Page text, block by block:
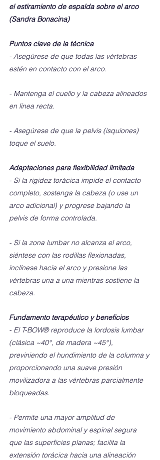
el estiramiento de espalda sobre el arco
(Sandra Bonacina)
Puntos clave de la técnica
- Asegúrese de que todas las vértebras
estén en contacto con el arco.
- Mantenga el cuello y la cabeza alineados
en línea recta.
- Asegúrese de que la pelvis (isquiones)
toque el suelo.
Adaptaciones para flexibilidad limitada
- Si la rigidez torácica impide el contacto
completo, sostenga la cabeza (o use un
arco adicional) y progrese bajando la
pelvis de forma controlada.
- Si la zona lumbar no alcanza el arco,
siéntese con las rodillas flexionadas,
inclínese hacia el arco y presione las
vértebras una a una mientras sostiene la
cabeza.
Fundamento terapéutico y beneficios
- El T-BOW® reproduce la lordosis lumbar
(clásica ~40°, de madera ~45°),
previniendo el hundimiento de la columna y
proporcionando una suave presión
movilizadora a las vértebras parcialmente
bloqueadas.
- Permite una mayor amplitud de
movimiento abdominal y espinal segura
que las superficies planas; facilita la
extensión torácica hacia una alineación